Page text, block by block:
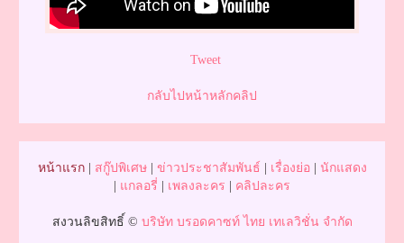
Tweet
กลับไปหน้าหลักคลิป
หน้าแรก| สกู๊ปพิเศษ| ข่าวประชาสัมพันธ์ เรื่องย่อ| นักแสดง
แกลอรี่ เพลงละคร คลิปละคร
สงวนลิขสิทธิ์ © บริษัท บรอดคาซท์ ไทย เทเลวิชั่น จำกัด